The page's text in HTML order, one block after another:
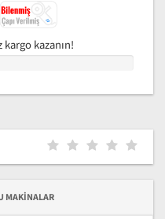
kazanın!
MAKINALAR